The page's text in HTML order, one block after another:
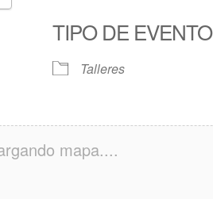
Outlook LiveTIPO DE EVENTO
Talleres
mapa....